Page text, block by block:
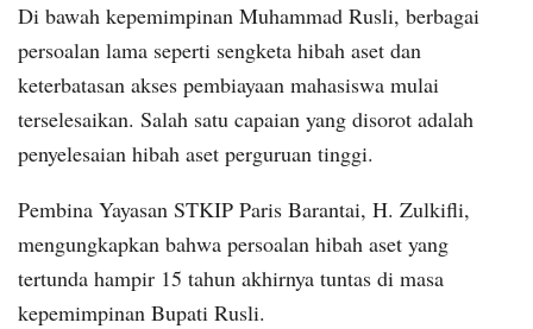
Di bawah kepemimpinan Muhammad Rusli, berbagai
persoalan lama seperti sengketa hibah aset dan
keterbatasan akses pembiayaan mahasiswa mulai
terselesaikan. Salah satu capaian yang disorot adalah
penyelesaian hibah aset perguruan tinggi.
Pembina Yayasan STKIP Paris Barantai, H. Zulkifli,
mengungkapkan bahwa persoalan hibah aset yang
tertunda hampir 15 tahun akhirnya tuntas di masa
kepemimpinan Bupati Rusli.